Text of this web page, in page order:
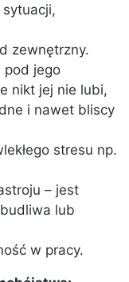
zewnętrzny.
pod jego
nikt jej nie lubi,
i nawet bliscy
stresu np.
– jest
lub
w pracy.